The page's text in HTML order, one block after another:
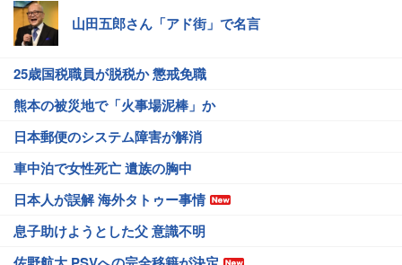
山田五郎さん「アド街」で名言
25歳国税職員が脱税か 懲戒免職
熊本の被災地で「火事場泥棒」か
日本郵便のシステム障害が解消
車中泊で女性死亡 遺族の胸中
日本人が誤解 海外タトゥー事情
息子助けようとした父 意識不明